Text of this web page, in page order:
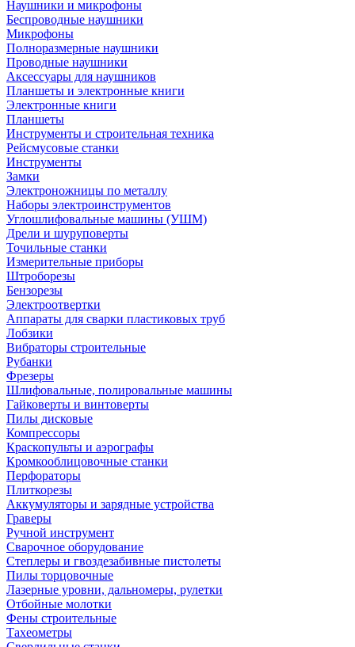
Наушники и микрофоны
Беспроводные наушники
Микрофоны
Полноразмерные наушники
Проводные наушники
Аксессуары для наушников
Планшеты и электронные книги
Электронные книги
Планшеты
Инструменты и строительная техника
Рейсмусовые станки
Инструменты
Замки
Электроножницы по металлу
Наборы электроинструментов
Углошлифовальные машины (УШМ)
Дрели и шуруповерты
Точильные станки
Измерительные приборы
Штроборезы
Бензорезы
Электроотвертки
Аппараты для сварки пластиковых труб
Лобзики
Вибраторы строительные
Рубанки
Фрезеры
Шлифовальные, полировальные машины
Гайковерты и винтоверты
Пилы дисковые
Компрессоры
Краскопульты и аэрографы
Кромкооблицовочные станки
Перфораторы
Плиткорезы
Аккумуляторы и зарядные устройства
Граверы
Ручной инструмент
Сварочное оборудование
Степлеры и гвоздезабивные пистолеты
Пилы торцовочные
Лазерные уровни, дальномеры, рулетки
Отбойные молотки
Фены строительные
Тахеометры